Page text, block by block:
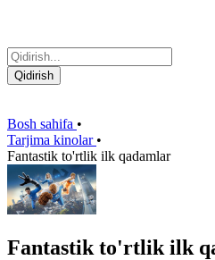
Qidirish
Bosh sahifa •
Tarjima kinolar •
Fantastik to'rtlik ilk qadamlar
Fantastik to'rtlik ilk